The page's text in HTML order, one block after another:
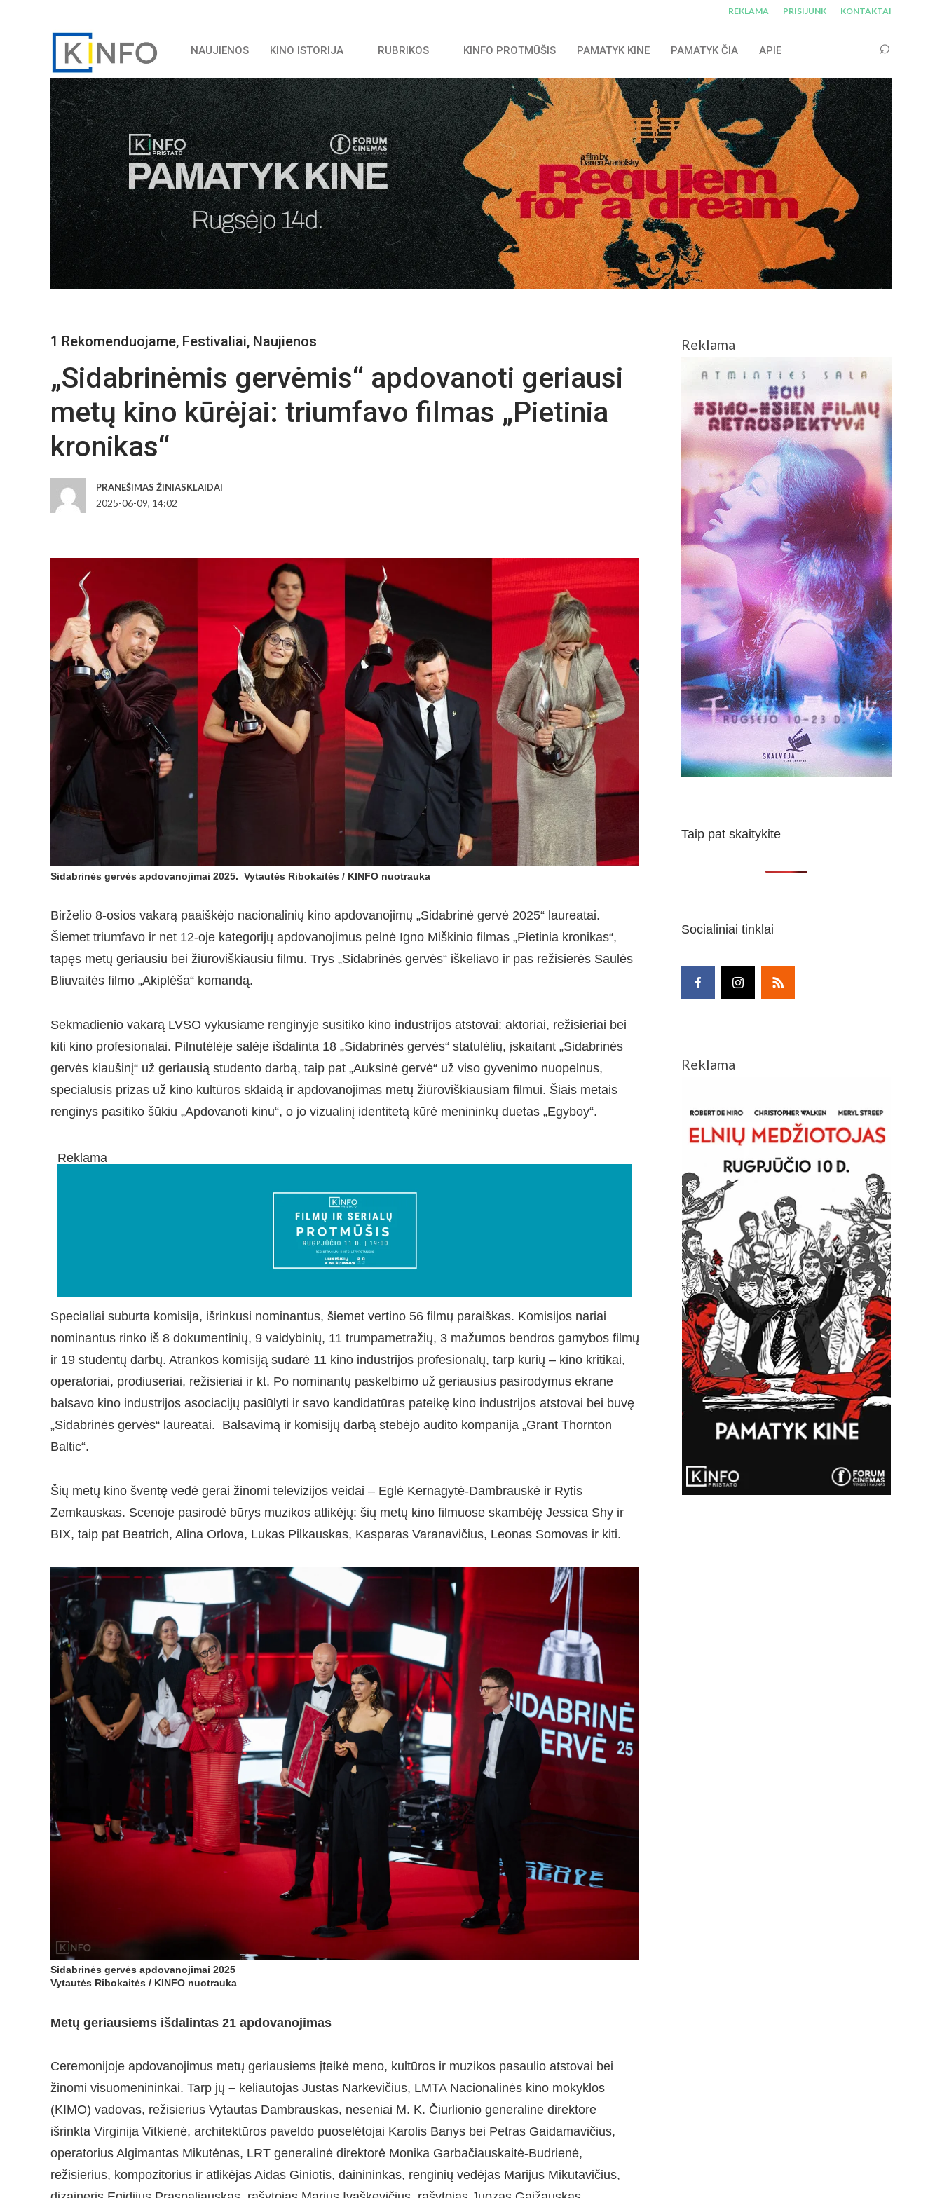
REKLAMA PRISIJUNK KONTAKTAI
NAUJIENOS KINO ISTORIJA RUBRIKOS KINFO PROTMŪŠIS PAMATYK KINE PAMATYK ČIA APIE
1 Rekomenduojame, Festivaliai, Naujienos
„Sidabrinėmis gervėmis“ apdovanoti geriausi
metų kino kūrėjai: triumfavo filmas „Pietinia
kronikas“
PRANEŠIMAS ŽINIASKLAIDAI
2025-06-09, 14:02
Sidabrinės gervės apdovanojimai 2025. Vytautės Ribokaitės / KINFO nuotrauka
Birželio 8-osios vakarą paaiškėjo nacionalinių kino apdovanojimų „Sidabrinė gervė 2025“ laureatai.
Šiemet triumfavo ir net 12-oje kategorijų apdovanojimus pelnė Igno Miškinio filmas „Pietinia kronikas“,
tapęs metų geriausiu bei žiūroviškiausiu filmu. Trys „Sidabrinės gervės“ iškeliavo ir pas režisierės Saulės
Bliuvaitės filmo „Akiplėša“ komandą.
Sekmadienio vakarą LVSO vykusiame renginyje susitiko kino industrijos atstovai: aktoriai, režisieriai bei
kiti kino profesionalai. Pilnutėlėje salėje išdalinta 18 „Sidabrinės gervės“ statulėlių, įskaitant „Sidabrinės
gervės kiaušinį“ už geriausią studento darbą, taip pat „Auksinė gervė“ už viso gyvenimo nuopelnus,
specialusis prizas už kino kultūros sklaidą ir apdovanojimas metų žiūroviškiausiam filmui. Šiais metais
renginys pasitiko šūkiu „Apdovanoti kinu“, o jo vizualinį identitetą kūrė menininkų duetas „Egyboy“.
Reklama
Specialiai suburta komisija, išrinkusi nominantus, šiemet vertino 56 filmų paraiškas. Komisijos nariai
nominantus rinko iš 8 dokumentinių, 9 vaidybinių, 11 trumpametražių, 3 mažumos bendros gamybos filmų
ir 19 studentų darbų. Atrankos komisiją sudarė 11 kino industrijos profesionalų, tarp kurių – kino kritikai,
operatoriai, prodiuseriai, režisieriai ir kt. Po nominantų paskelbimo už geriausius pasirodymus ekrane
balsavo kino industrijos asociacijų pasiūlyti ir savo kandidatūras pateikę kino industrijos atstovai bei buvę
„Sidabrinės gervės“ laureatai. Balsavimą ir komisijų darbą stebėjo audito kompanija „Grant Thornton
Baltic“.
Šių metų kino šventę vedė gerai žinomi televizijos veidai – Eglė Kernagytė-Dambrauskė ir Rytis
Zemkauskas. Scenoje pasirodė būrys muzikos atlikėjų: šių metų kino filmuose skambėję Jessica Shy ir
BIX, taip pat Beatrich, Alina Orlova, Lukas Pilkauskas, Kasparas Varanavičius, Leonas Somovas ir kiti.
Sidabrinės gervės apdovanojimai 2025
Vytautės Ribokaitės / KINFO nuotrauka
Metų geriausiems išdalintas 21 apdovanojimas
Ceremonijoje apdovanojimus metų geriausiems įteikė meno, kultūros ir muzikos pasaulio atstovai bei
žinomi visuomenininkai. Tarp jų – keliautojas Justas Narkevičius, LMTA Nacionalinės kino mokyklos
(KIMO) vadovas, režisierius Vytautas Dambrauskas, neseniai M. K. Čiurlionio generaline direktore
išrinkta Virginija Vitkienė, architektūros paveldo puoselėtojai Karolis Banys bei Petras Gaidamavičius,
operatorius Algimantas Mikutėnas, LRT generalinė direktorė Monika Garbačiauskaitė-Budrienė,
režisierius, kompozitorius ir atlikėjas Aidas Giniotis, dainininkas, renginių vedėjas Marijus Mikutavičius,
Reklama
Taip pat skaitykite
Socialiniai tinklai
Reklama